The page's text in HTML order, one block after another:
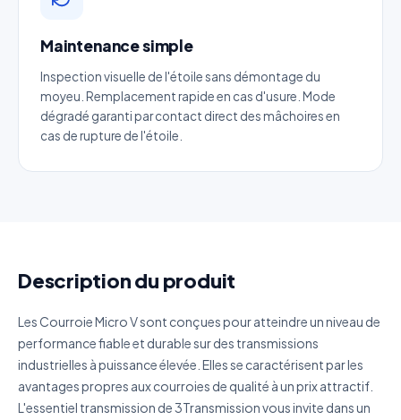
Maintenance simple
Inspection visuelle de l'étoile sans démontage du
moyeu. Remplacement rapide en cas d'usure. Mode
dégradé garanti par contact direct des mâchoires en
cas de rupture de l'étoile.
Description du produit
Les Courroie Micro V sont conçues pour atteindre un niveau de
performance fiable et durable sur des transmissions
industrielles à puissance élevée. Elles se caractérisent par les
avantages propres aux courroies de qualité à un prix attractif.
L'essentiel transmission de 3Transmission vous invite dans un
Catégorie
Référence produit
J'accepte que mes données soient utilisées pour traiter
ma demande. Politique de confidentialité